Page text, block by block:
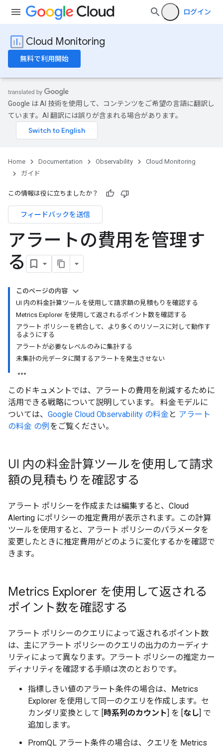
ログイン
Cloud Monitoring
無料で利用開始
Google は AI 技術を使用して、コンテンツをご希望の言語に翻訳し
ています。AI 翻訳には誤りが含まれる場合があります。
Home Documentation Observability
Cloud Monitoring
ガイド
この情報は役に立ちましたか？
フィードバックを送信
アラートの費用を管理す
る
このページの内容
UI 内の料金計算ツールを使用して請求額の見積もりを確認する
Metrics Explorer を使用して返されるポイント数を確認する
アラート ポリシーを統合して、より多くのリソースに対して動作す
るようにする
アラートが必要なレベルのみに集計する
未集計の元データに関するアラートを発生させない
このドキュメントでは、アラートの費用を削減するために
活用できる戦略について説明しています。 料金モデルに
ついては、 Google Cloud Observability の料金 と アラート
の料金 の例 をご覧ください。
UI 内の料金計算ツールを使用して請求
額の見積もりを確認する
アラート ポリシーを作成または編集すると、Cloud
Alerting にポリシーの推定費用が表示されます。この計算
ツールを使用すると、アラート ポリシーのパラメータを
変更したときに推定費用がどのように変化するかを確認で
きます。
Metrics Explorer を使用して返される
ポイント数を確認する
アラート ポリシーのクエリによって返されるポイント数
は、主にアラート ポリシーのクエリの出力のカーディナ
リティによって異なります。アラート ポリシーの推定カー
ディナリティを確認する手順は次のとおりです。
指標しきい値のアラート条件の場合は、Metrics
Explorer を使用して同一のクエリを作成します。セ
カンダリ変換として [時系列のカウント] を [なし] で
追加します。
PromQL アラート条件の場合は、クエリを Metrics